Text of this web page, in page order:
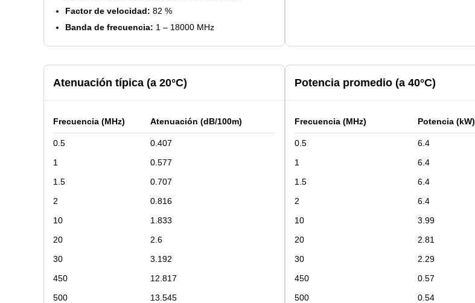
Factor de velocidad: 82 %
Banda de frecuencia: 1 – 18000 MHz
Atenuación típica (a 20°C)
Frecuencia (MHz) Atenuación (dB/100m)
0.5
0.407
1
0.577
1.5
0.707
2
0.816
10
1.833
20
2.6
30
3.192
450
12.817
500
13.545
Potencia promedio (a 40°C)
Frecuencia (MHz) Potencia (kW)
0.5
6.4
1
6.4
1.5
6.4
2
6.4
10
3.99
20
2.81
30
2.29
450
0.57
500
0.54